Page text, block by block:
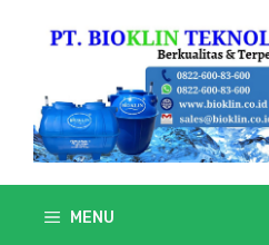
MENU